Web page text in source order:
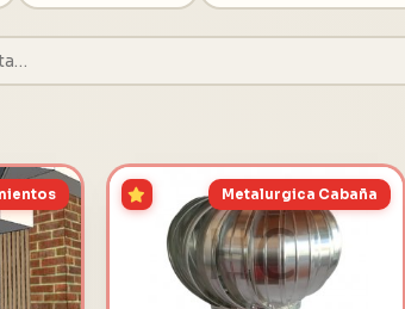
Metalurgica Cabaña